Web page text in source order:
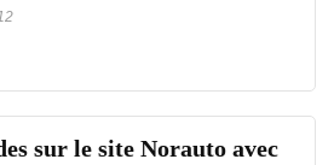
sur le site Norauto avec